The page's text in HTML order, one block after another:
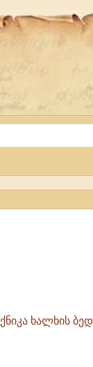
ხალხის